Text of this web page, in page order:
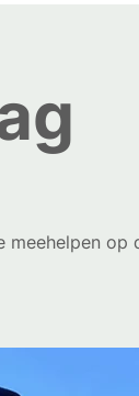
meehelpen op